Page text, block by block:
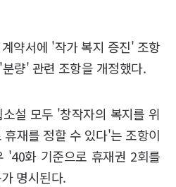
약서에 '작가 복지 증진' 조항
량' 관련 조항을 개정했다.
설 모두 '창작자의 복지를 위
재를 정할 수 있다'는 조항이
'40화 기준으로 휴재권 2회를
명시된다.